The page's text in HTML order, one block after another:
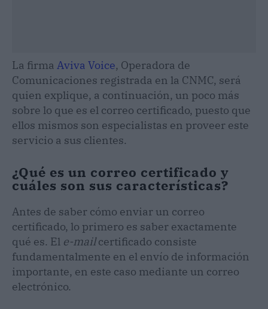
La firma Aviva Voice, Operadora de
Comunicaciones registrada en la CNMC, será
quien explique, a continuación, un poco más
sobre lo que es el correo certificado, puesto que
ellos mismos son especialistas en proveer este
servicio a sus clientes.
¿Qué es un correo certificado y
cuáles son sus características?
Antes de saber cómo enviar un correo
certificado, lo primero es saber exactamente
qué es. El e-mailcertificado consiste
fundamentalmente en el envío de información
importante, en este caso mediante un correo
electrónico.